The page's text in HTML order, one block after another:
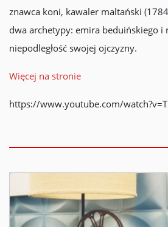
znawca koni, kawaler maltański
dwa archetypy: emira beduińskiego i
niepodległość swojej ojczyzny.
Więcej na stronie
https://www.youtube.com/